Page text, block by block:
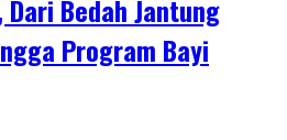
Bedah Jantung
Program Bayi